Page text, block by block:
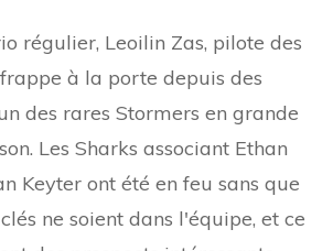
régulier, Leoilin Zas, pilote des
à la porte depuis des
des rares Stormers en grande
Les Sharks associant Ethan
Keyter ont été en feu sans que
ne soient dans l'équipe, et ce